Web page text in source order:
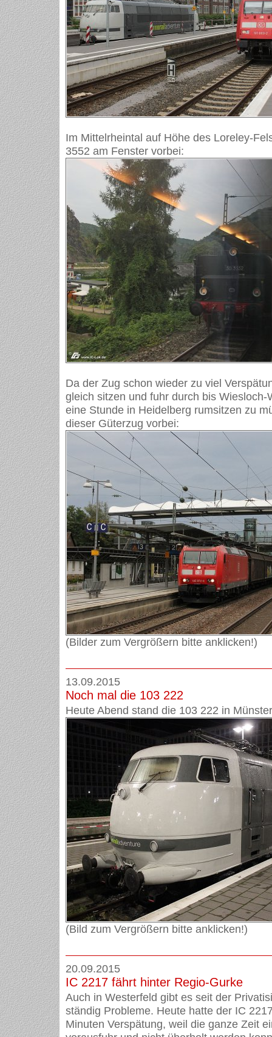
Im Mittelrheintal auf Höhe des Loreley-
3552 am Fenster vorbei:
Da der Zug schon wieder zu viel
gleich sitzen und fuhr durch bis Wiesloch-
eine Stunde in Heidelberg rumsitzen zu
dieser Güterzug vorbei:
(Bilder zum Vergrößern bitte anklicken!)
13.09.2015
Noch mal die 103 222
Heute Abend stand die 103 222 in
(Bild zum Vergrößern bitte anklicken!)
20.09.2015
IC 2217 fährt hinter Regio-Gurke
Auch in Westerfeld gibt es seit der
ständig Probleme. Heute hatte der IC
Minuten Verspätung, weil die ganze Zeit